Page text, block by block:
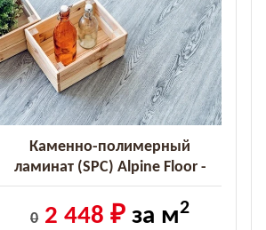
Каменно-полимерный
ламинат (SPC) Alpine Floor -
Classic Ясень (ECO 134-6 MC)
0 2 448 ₽ за м2